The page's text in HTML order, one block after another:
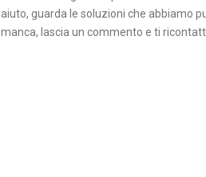
aiuto, guarda le soluzioni che abbiamo
manca, lascia un commento e ti